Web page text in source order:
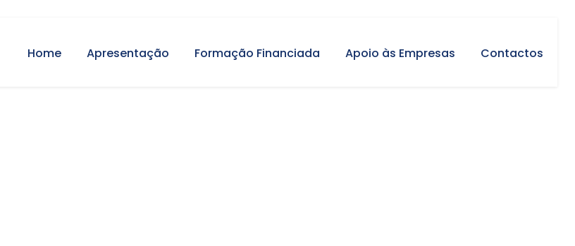
Home Apresentação Formação Financiada Apoio às Empresas Contactos